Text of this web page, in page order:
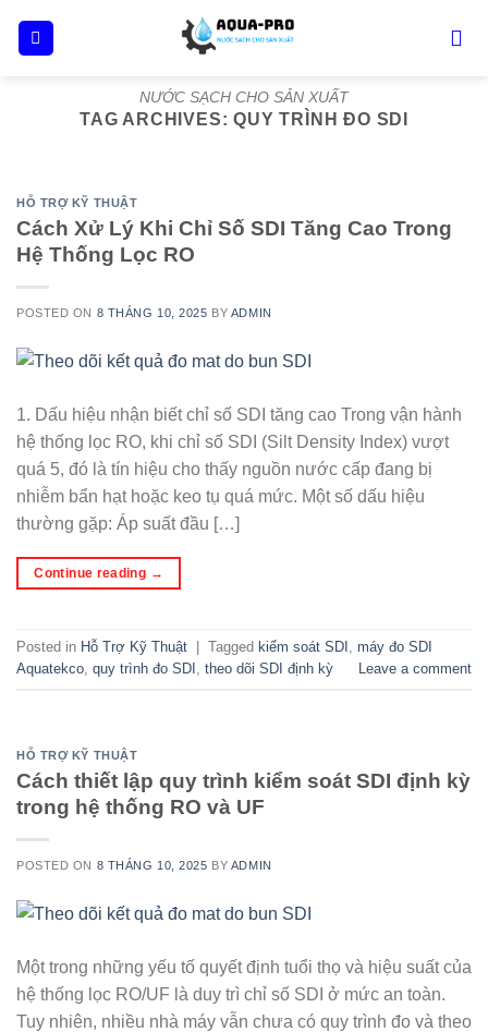
NƯỚC SẠCH CHO SẢN XUẤT
TAG ARCHIVES:QUY TRÌNH ĐO SDI
HỖ TRỢ KỸ THUẬT
Cách Xử Lý Khi Chỉ Số SDI Tăng Cao Trong
Hệ Thống Lọc RO
POSTED ON 8 THÁNG 10, 2025 BY ADMIN
1. Dấu hiệu nhận biết chỉ số SDI tăng cao Trong vận hành
hệ thống lọc RO, khi chỉ số SDI (Silt Density Index) vượt
quá 5, đó là tín hiệu cho thấy nguồn nước cấp đang bị
nhiễm bẩn hạt hoặc keo tụ quá mức. Một số dấu hiệu
thường gặp: Áp suất đầu […]
Continue reading →
Posted in Hỗ Trợ Kỹ Thuật Tagged kiểm soát SDI , máy đo SDI
Aquatekco, quy trình đo SDI , theo dõi SDI định kỳ Leave a comment
HỖ TRỢ KỸ THUẬT
Cách thiết lập quy trình kiểm soát SDI định kỳ
trong hệ thống RO và UF
POSTED ON 8 THÁNG 10, 2025 BY ADMIN
Một trong những yếu tố quyết định tuổi thọ và hiệu suất của
hệ thống lọc RO/UF là duy trì chỉ số SDI ở mức an toàn.
Tuy nhiên, nhiều nhà máy vẫn chưa có quy trình đo và theo